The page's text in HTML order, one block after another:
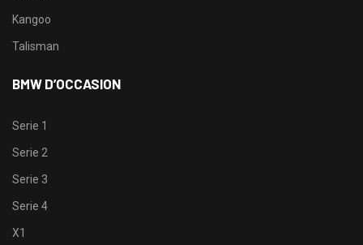
Kangoo
Talisman
BMW D’OCCASION
Serie 1
Serie 2
Serie 3
Serie 4
X1